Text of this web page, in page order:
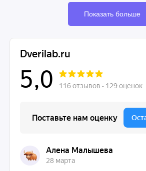
Показать больше